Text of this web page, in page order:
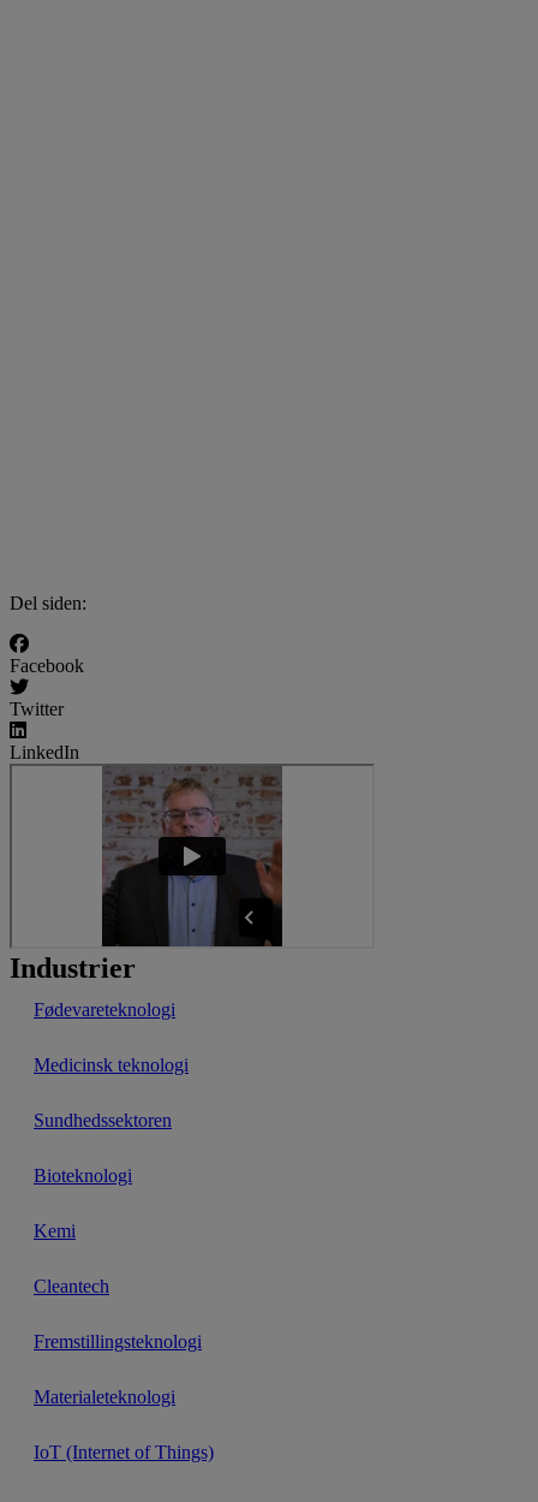
Del siden:
Facebook
Twitter
LinkedIn
Industrier
Fødevare­teknologi
Medicinsk teknologi
Sundhedssektoren
Bioteknologi
Kemi
Cleantech
Fremstillings­teknologi
Materiale­teknologi
IoT (Internet of Things)